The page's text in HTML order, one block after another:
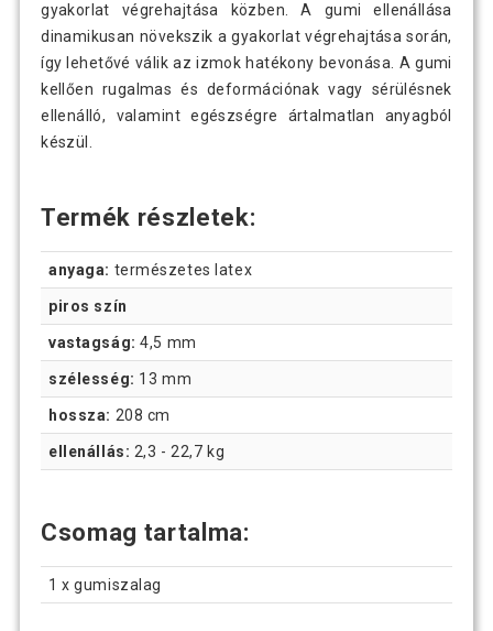
gyakorlat végrehajtása közben. A gumi ellenállása
dinamikusan növekszik a gyakorlat végrehajtása során,
így lehetővé válik az izmok hatékony bevonása. A gumi
kellően rugalmas és deformációnak vagy sérülésnek
ellenálló, valamint egészségre ártalmatlan anyagból
készül.
Termék részletek:
anyaga: természetes latex
piros szín
vastagság: 4,5 mm
szélesség: 13 mm
hossza: 208 cm
ellenállás: 2,3 - 22,7 kg
Csomag tartalma:
1 x gumiszalag